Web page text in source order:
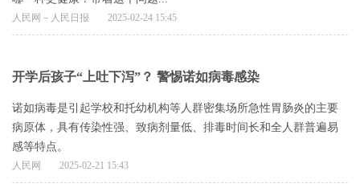
人民网－人民日报 2025-02-24 15:45
开学后孩子“上吐下泻”？ 警惕诺如病毒感染
​诺如病毒是引起学校和托幼机构等人群密集场所急性胃肠炎的主要
病原体，具有传染性强、致病剂量低、排毒时间长和全人群普遍易
感等特点。
人民网 2025-02-21 15:43